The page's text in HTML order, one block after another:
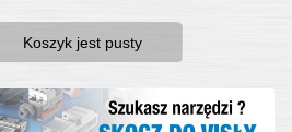
Koszyk jest pusty